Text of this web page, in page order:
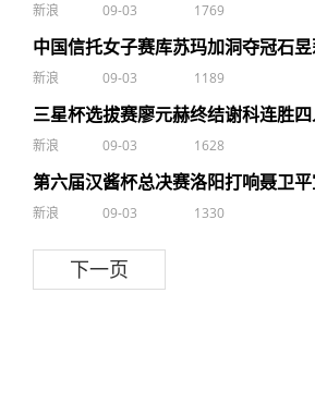
新浪 09-03 1769
中国信托女子赛库苏玛加洞夺冠石
新浪 09-03 1189
三星杯选拔赛廖元赫终结谢科连胜
新浪 09-03 1628
第六届汉酱杯总决赛洛阳打响聂卫
新浪 09-03 1330
下一页